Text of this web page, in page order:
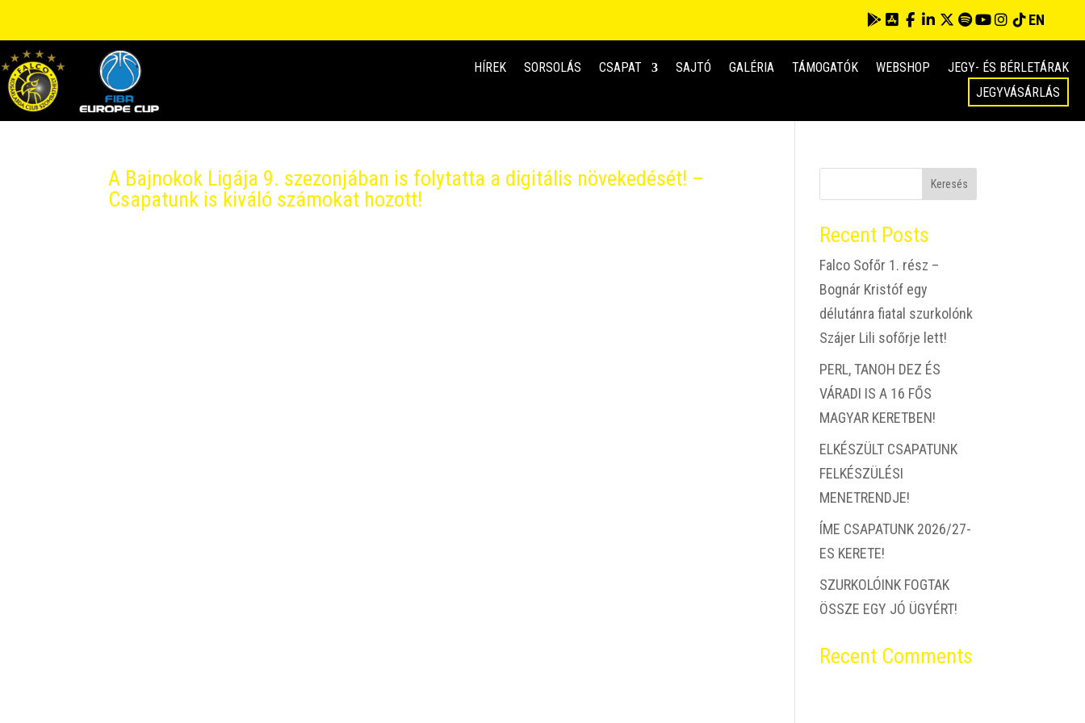
EN
HÍREK SORSOLÁS CSAPAT SAJTÓ GALÉRIA TÁMOGATÓK WEBSHOP
JEGY- ÉS BÉRLETÁRAK
JEGYVÁSÁRLÁS
A Bajnokok Ligája 9. szezonjában is folytatta a digitális növekedését! –
Csapatunk is kiváló számokat hozott!
Keresés
Recent Posts
Falco Sofőr 1. rész –
Bognár Kristóf egy
délutánra fiatal szurkolónk
Szájer Lili sofőrje lett!
PERL, TANOH DEZ ÉS
VÁRADI IS A 16 FŐS
MAGYAR KERETBEN!
ELKÉSZÜLT CSAPATUNK
FELKÉSZÜLÉSI
MENETRENDJE!
ÍME CSAPATUNK 2026/27-
ES KERETE!
SZURKOLÓINK FOGTAK
ÖSSZE EGY JÓ ÜGYÉRT!
Recent Comments